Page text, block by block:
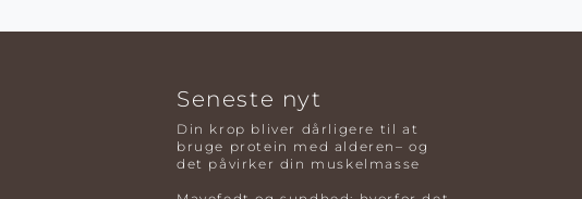
Seneste nyt
Din krop bliver dårligere til at
bruge protein med alderen– og
det påvirker din muskelmasse